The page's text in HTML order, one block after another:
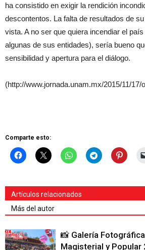
ha consistido en exigir la rendición
descontentos. La falta de resultados de
vista. A no ser que quiera incendiar el
algunas de sus entidades), sería bueno
sensibilidad y apertura para el diálogo.
(http://www.jornada.unam.mx/2015/11/17/
Comparte esto:
Artículos relacionados
Más del autor
📸 Galería
Magisterial y Popular